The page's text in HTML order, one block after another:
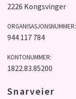
2226 Kongsvinger
ORGANISASJONSNUMMER:
944 117 784
KONTONUMMER:
1822.83.85200
Snarveier